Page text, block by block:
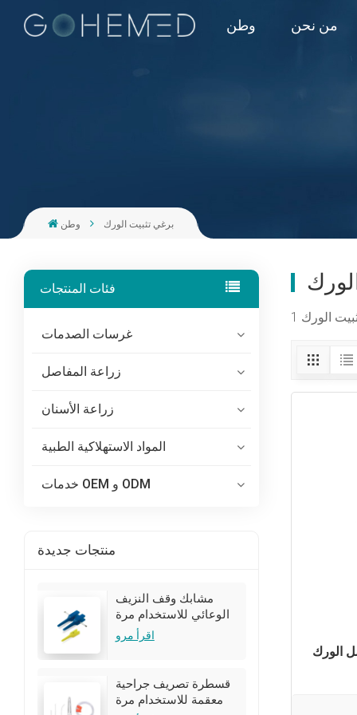
وطن من نحن
وطن برغي تثبيت الورك
فئات المنتجات
غرسات الصدمات
زراعة المفاصل
زراعة الأسنان
المواد الاستهلاكية الطبية
خدمات OEM و ODM
منتجات جديدة
مشابك وقف النزيف
الوعائي للاستخدام مرة
واحدة للجراحة
اقرأ مرو
قسطرة تصريف جراحية
معقمة للاستخدام مرة
الورك